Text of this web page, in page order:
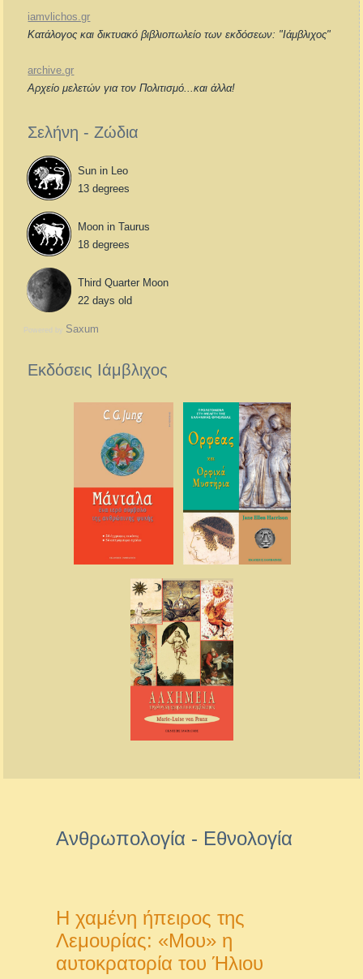
iamvlichos.gr
Κατάλογος και δικτυακό βιβλιοπωλείο των εκδόσεων: "Ιάμβλιχος"
archive.gr
Αρχείο μελετών για τον Πολιτισμό...και άλλα!
Σελήνη - Ζώδια
Sun in Leo
13 degrees
Moon in Taurus
18 degrees
Third Quarter Moon
22 days old
Powered by Saxum
Εκδόσεις Ιάμβλιχος
Ανθρωπολογία - Εθνολογία
Η χαμένη ήπειρος της
Λεμουρίας: «Μου» η
αυτοκρατορία του Ήλιου